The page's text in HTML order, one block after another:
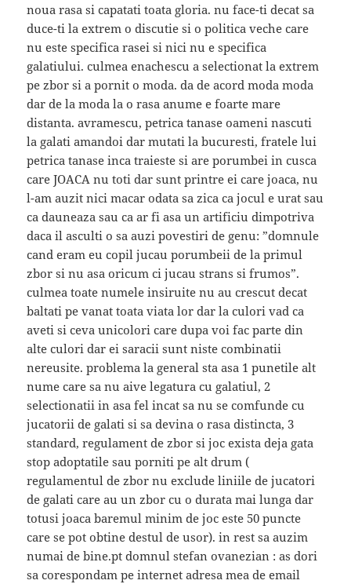
noua rasa si capatati toata gloria. nu face-ti decat sa
duce-ti la extrem o discutie si o politica veche care
nu este specifica rasei si nici nu e specifica
galatiului. culmea enachescu a selectionat la extrem
pe zbor si a pornit o moda. da de acord moda moda
dar de la moda la o rasa anume e foarte mare
distanta. avramescu, petrica tanase oameni nascuti
la galati amandoi dar mutati la bucuresti, fratele lui
petrica tanase inca traieste si are porumbei in cusca
care JOACA nu toti dar sunt printre ei care joaca, nu
l-am auzit nici macar odata sa zica ca jocul e urat sau
ca dauneaza sau ca ar fi asa un artificiu dimpotriva
daca il asculti o sa auzi povestiri de genu: ”domnule
cand eram eu copil jucau porumbeii de la primul
zbor si nu asa oricum ci jucau strans si frumos”.
culmea toate numele insiruite nu au crescut decat
baltati pe vanat toata viata lor dar la culori vad ca
aveti si ceva unicolori care dupa voi fac parte din
alte culori dar ei saracii sunt niste combinatii
nereusite. problema la general sta asa 1 punetile alt
nume care sa nu aive legatura cu galatiul, 2
selectionatii in asa fel incat sa nu se comfunde cu
jucatorii de galati si sa devina o rasa distincta, 3
standard, regulament de zbor si joc exista deja gata
stop adoptatile sau porniti pe alt drum (
regulamentul de zbor nu exclude liniile de jucatori
de galati care au un zbor cu o durata mai lunga dar
totusi joaca baremul minim de joc este 50 puncte
care se pot obtine destul de usor). in rest sa auzim
numai de bine.pt domnul stefan ovanezian : as dori
sa corespondam pe internet adresa mea de email